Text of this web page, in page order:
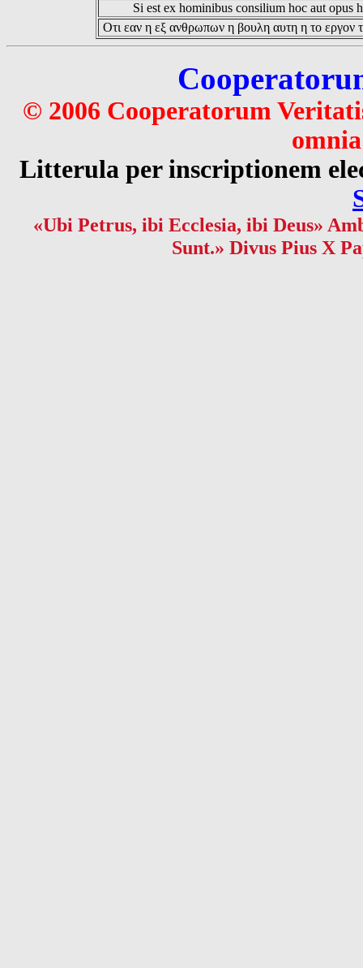
Si est ex hominibus consilium hoc aut opus
Οτι εαν η εξ ανθρωπων η βουλη αυτη η το εργον
© 2006 Cooperatorum
Litterula per inscriptionem
«Ubi Petrus, ibi Ecclesia, ibi Deus»
Sunt.» Divus Pius X